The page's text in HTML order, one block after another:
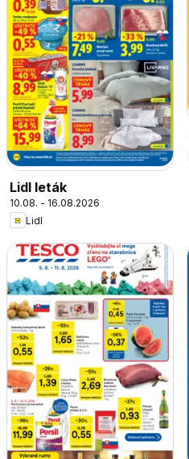
Lidl leták
10.08. - 16.08.2026
Lidl